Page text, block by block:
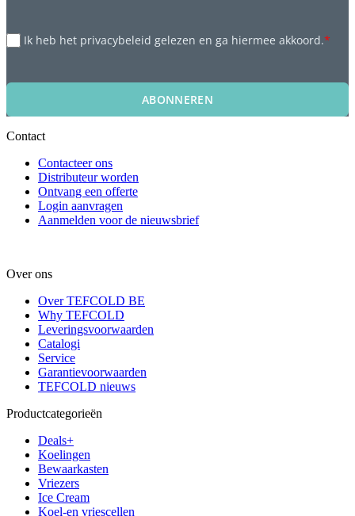
Ik heb het privacybeleid gelezen en ga hiermee akkoord.*
ABONNEREN
Contact
Contacteer ons
Distributeur worden
Ontvang een offerte
Login aanvragen
Aanmelden voor de nieuwsbrief
Over ons
Over TEFCOLD BE
Why TEFCOLD
Leveringsvoorwaarden
Catalogi
Service
Garantievoorwaarden
TEFCOLD nieuws
Productcategorieën
Deals+
Koelingen
Bewaarkasten
Vriezers
Ice Cream
Koel-en vriescellen